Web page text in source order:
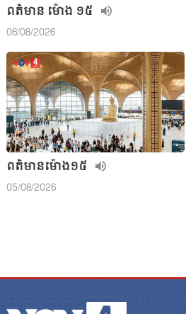
ពត៌មាន ម៉ោង ១៥
06/08/2026
ពត៌មាន​ម៉ោង១៥
05/08/2026